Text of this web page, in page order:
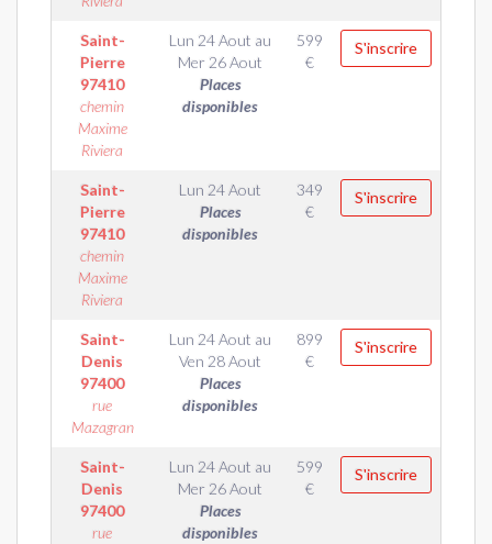
Saint-
Pierre
97410
chemin
Maxime
Riviera
Lun 24 Aout au
Mer 26 Aout
Places
disponibles
599
€
S'inscrire
Saint-
Pierre
97410
chemin
Maxime
Riviera
Lun 24 Aout
Places
disponibles
349
€
S'inscrire
Saint-
Denis
97400
rue
Mazagran
Lun 24 Aout au
Ven 28 Aout
Places
disponibles
899
€
S'inscrire
Saint-
Denis
97400
rue
Lun 24 Aout au
Mer 26 Aout
Places
disponibles
599
€
S'inscrire